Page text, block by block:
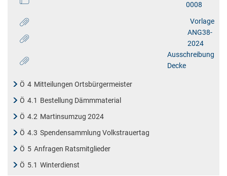
0008
Vorlage
ANG38-
2024
Ausschreibung
Decke
Ö 4 Mitteilungen Ortsbürgermeister
Ö 4.1 Bestellung Dämmmaterial
Ö 4.2 Martinsumzug 2024
Ö 4.3 Spendensammlung Volkstrauertag
Ö 5 Anfragen Ratsmitglieder
Ö 5.1 Winterdienst